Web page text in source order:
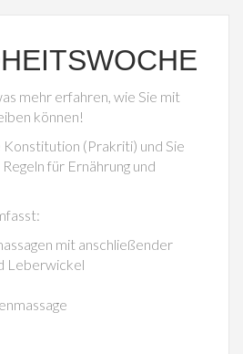
mehr erfahren, wie Sie mit
können!
(Prakriti) und Sie
für Ernährung und
mit anschließender
Leberwickel